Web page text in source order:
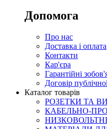
Допомога
Про нас
Доставка і оплата
Контакти
Кар'єра
Гарантійні
Договір
Каталог товарів
РОЗЕТКИ ТА
КАБЕЛЬНО-